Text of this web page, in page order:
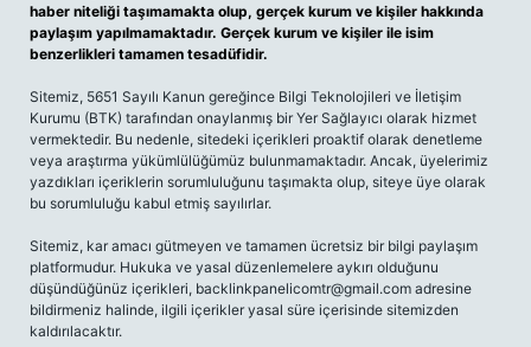
haber niteliği taşımamakta olup, gerçek kurum ve kişiler hakkında
paylaşım yapılmamaktadır. Gerçek kurum ve kişiler ile isim
benzerlikleri tamamen tesadüfidir.
Sitemiz, 5651 Sayılı Kanun gereğince Bilgi Teknolojileri ve İletişim
Kurumu (BTK) tarafından onaylanmış bir Yer Sağlayıcı olarak hizmet
vermektedir. Bu nedenle, sitedeki içerikleri proaktif olarak denetleme
veya araştırma yükümlülüğümüz bulunmamaktadır. Ancak, üyelerimiz
yazdıkları içeriklerin sorumluluğunu taşımakta olup, siteye üye olarak
bu sorumluluğu kabul etmiş sayılırlar.
Sitemiz, kar amacı gütmeyen ve tamamen ücretsiz bir bilgi paylaşım
platformudur. Hukuka ve yasal düzenlemelere aykırı olduğunu
düşündüğünüz içerikleri, backlinkpanelicomtr@gmail.com adresine
bildirmeniz halinde, ilgili içerikler yasal süre içerisinde sitemizden
kaldırılacaktır.